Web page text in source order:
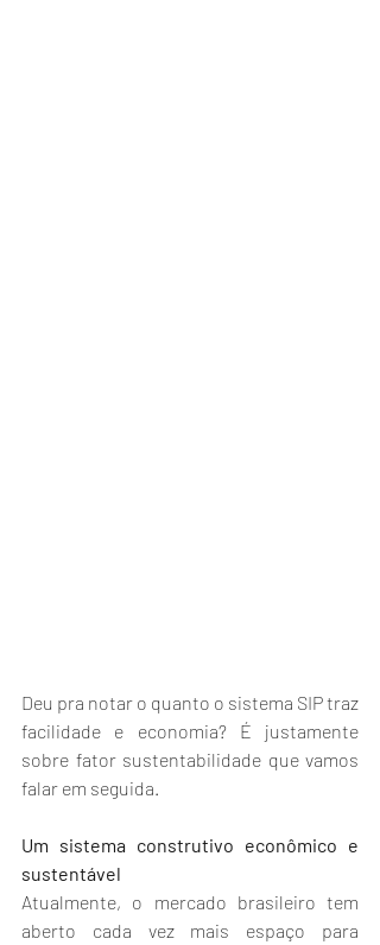
Deu pra notar o quanto o sistema SIP traz
facilidade e economia? É justamente
sobre fator sustentabilidade que vamos
falar em seguida.
Um sistema construtivo econômico e
sustentável
Atualmente, o mercado brasileiro tem
aberto cada vez mais espaço para